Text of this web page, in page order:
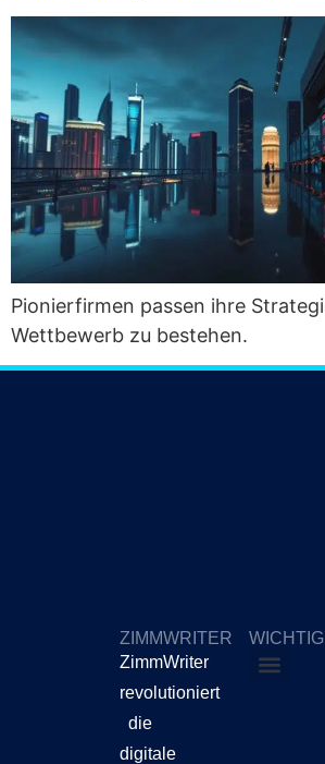
Pio­nier­fir­men pas­sen ihre
Wett­be­werb zu bestehen.
ZIMMWRITER
ZimmWriter
revolutioniert
die
digitale